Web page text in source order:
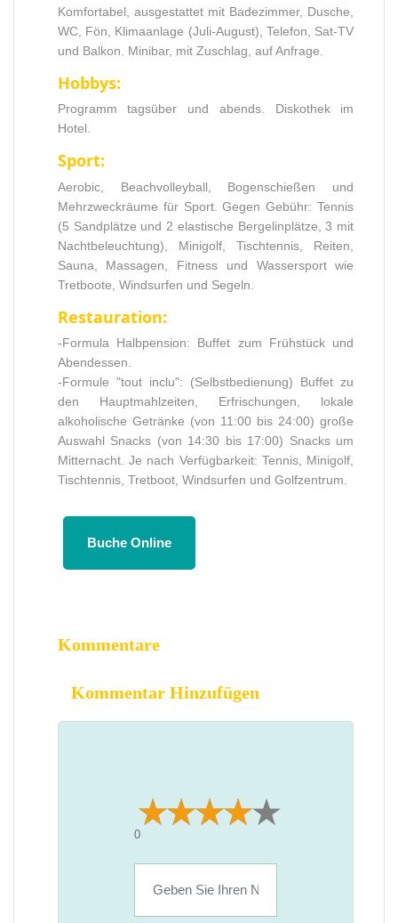
Komfortabel, ausgestattet mit Badezimmer, Dusche,
WC, Fön, Klimaanlage (Juli-August), Telefon, Sat-TV
und Balkon. Minibar, mit Zuschlag, auf Anfrage.
Hobbys:
Programm tagsüber und abends. Diskothek im
Hotel.
Sport:
Aerobic, Beachvolleyball, Bogenschießen und
Mehrzweckräume für Sport. Gegen Gebühr: Tennis
(5 Sandplätze und 2 elastische Bergelinplätze, 3 mit
Nachtbeleuchtung), Minigolf, Tischtennis, Reiten,
Sauna, Massagen, Fitness und Wassersport wie
Tretboote, Windsurfen und Segeln.
Restauration:
-Formula Halbpension: Buffet zum Frühstück und
Abendessen.
-Formule "tout inclu": (Selbstbedienung) Buffet zu
den Hauptmahlzeiten, Erfrischungen, lokale
alkoholische Getränke (von 11:00 bis 24:00) große
Auswahl Snacks (von 14:30 bis 17:00) Snacks um
Mitternacht. Je nach Verfügbarkeit: Tennis, Minigolf,
Tischtennis, Tretboot, Windsurfen und Golfzentrum.
Buche Online
Kommentare
Kommentar Hinzufügen
0